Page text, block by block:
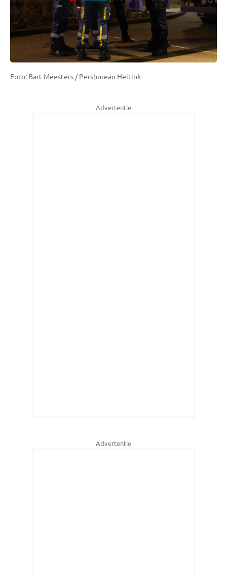
Foto: Bart Meesters / Persbureau Heitink
Advertentie
Advertentie